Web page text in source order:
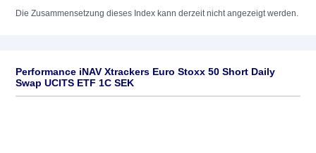
Die Zusammensetzung dieses Index kann derzeit nicht angezeigt werden.
Performance iNAV Xtrackers Euro Stoxx 50 Short Daily
Swap UCITS ETF 1C SEK